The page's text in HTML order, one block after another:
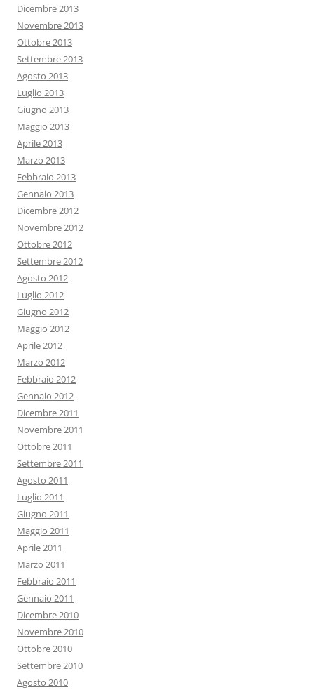
Dicembre 2013
Novembre 2013
Ottobre 2013
Settembre 2013
Agosto 2013
Luglio 2013
Giugno 2013
Maggio 2013
Aprile 2013
Marzo 2013
Febbraio 2013
Gennaio 2013
Dicembre 2012
Novembre 2012
Ottobre 2012
Settembre 2012
Agosto 2012
Luglio 2012
Giugno 2012
Maggio 2012
Aprile 2012
Marzo 2012
Febbraio 2012
Gennaio 2012
Dicembre 2011
Novembre 2011
Ottobre 2011
Settembre 2011
Agosto 2011
Luglio 2011
Giugno 2011
Maggio 2011
Aprile 2011
Marzo 2011
Febbraio 2011
Gennaio 2011
Dicembre 2010
Novembre 2010
Ottobre 2010
Settembre 2010
Agosto 2010